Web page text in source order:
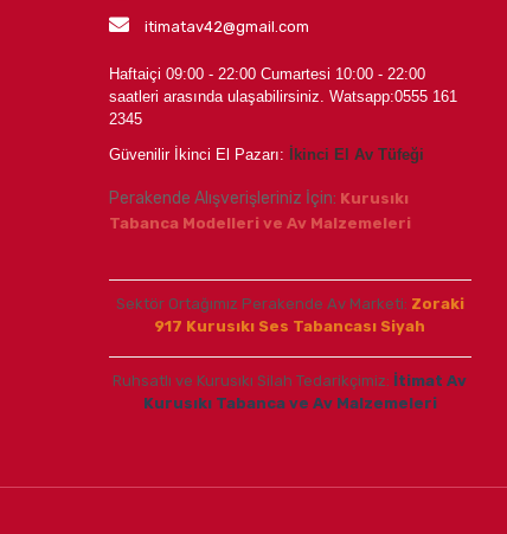
itimatav42@gmail.com
Haftaiçi 09:00 - 22:00 Cumartesi 10:00 - 22:00
saatleri arasında ulaşabilirsiniz. Watsapp:0555 161
2345
Güvenilir İkinci El Pazarı: İkinci El Av Tüfeği
Perakende Alışverişleriniz İçin: Kurusıkı
Tabanca Modelleri ve Av Malzemeleri
Sektör Ortağımız Perakende Av Marketi: Zoraki
917 Kurusıkı Ses Tabancası Siyah
Ruhsatlı ve Kurusıkı Silah Tedarikçimiz: İtimat Av
Kurusıkı Tabanca ve Av Malzemeleri